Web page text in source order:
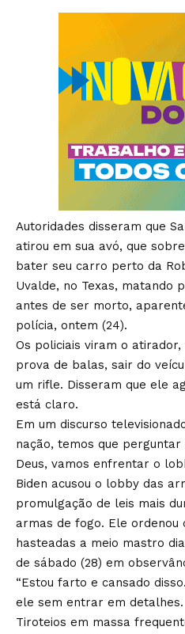
Autoridades disseram que
atirou em sua avó, que
bater seu carro perto da
Uvalde, no Texas, matando
antes de ser morto,
polícia, ontem (24).
Os policiais viram o
prova de balas, sair do
um rifle. Disseram que ele
está claro.
Em um discurso
nação, temos que perguntar
Deus, vamos enfrentar o
Biden acusou o lobby das
promulgação de leis mais
armas de fogo. Ele ordenou
hasteadas a meio mastro
de sábado (28) em
“Estou farto e cansado
ele sem entrar em detalhes.
Tiroteios em massa